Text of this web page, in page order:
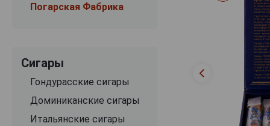
Погарская Фабрика
Сигары
Гондурасские сигары
Доминиканские сигары
Итальянские сигары